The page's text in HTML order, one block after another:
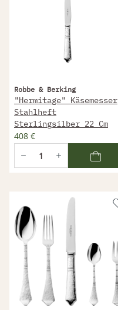
Robbe & Berking
"Hermitage" Käsemesser
Stahlheft
Sterlingsilber 22 Cm
408 €